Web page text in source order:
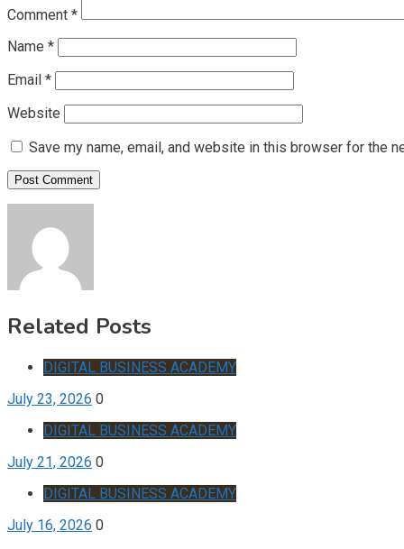
Comment *
Name *
Email *
Website
Save my name, email, and website in this browser for the
Related Posts
DIGITAL BUSINESS ACADEMY
July 23, 2026 0
DIGITAL BUSINESS ACADEMY
July 21, 2026 0
DIGITAL BUSINESS ACADEMY
July 16, 2026 0